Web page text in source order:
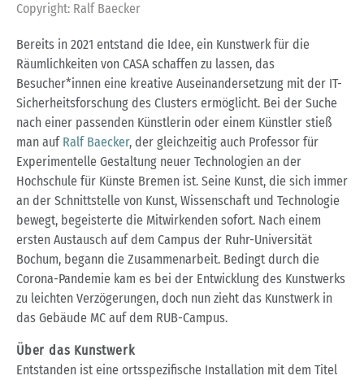
Copyright: Ralf Baecker
Bereits in 2021 entstand die Idee, ein Kunstwerk für die
Räumlichkeiten von CASA schaffen zu lassen, das
Besucher*innen eine kreative Auseinandersetzung mit der IT-
Sicherheitsforschung des Clusters ermöglicht. Bei der Suche
nach einer passenden Künstlerin oder einem Künstler stieß
man auf Ralf Baecker, der gleichzeitig auch Professor für
Experimentelle Gestaltung neuer Technologien an der
Hochschule für Künste Bremen ist. Seine Kunst, die sich immer
an der Schnittstelle von Kunst, Wissenschaft und Technologie
bewegt, begeisterte die Mitwirkenden sofort. Nach einem
ersten Austausch auf dem Campus der Ruhr-Universität
Bochum, begann die Zusammenarbeit. Bedingt durch die
Corona-Pandemie kam es bei der Entwicklung des Kunstwerks
zu leichten Verzögerungen, doch nun zieht das Kunstwerk in
das Gebäude MC auf dem RUB-Campus.
Über das Kunstwerk
Entstanden ist eine ortsspezifische Installation mit dem Titel